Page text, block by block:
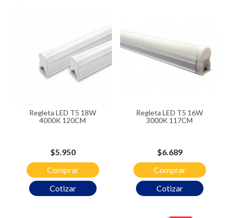
Regleta LED T5 18W
4000K 120CM
Cotizar
Precio
$5.950
Comprar
Regleta LED T5 16W
3000K 117CM
Cotizar
Precio
$6.689
Comprar